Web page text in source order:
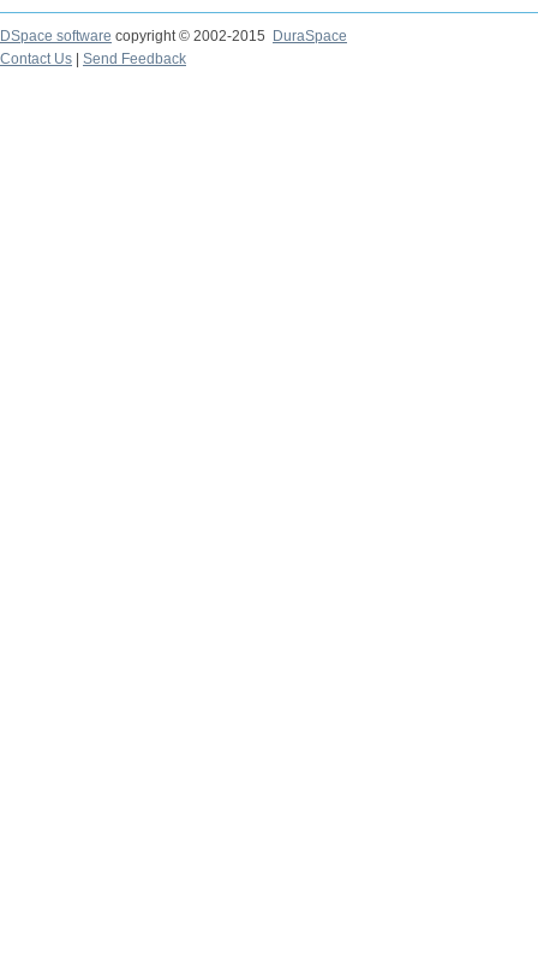
DSpace software copyright © 2002-2015
DuraSpace
Contact Us
Send Feedback